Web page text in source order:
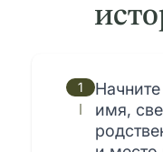
1
имя,